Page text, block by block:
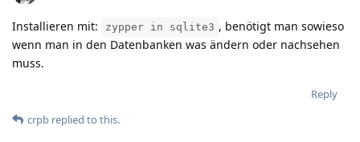
Installieren mit: zypper in sqlite3 , benötigt man sowieso
wenn man in den Datenbanken was ändern oder nachsehen
muss.
Reply
crpb replied to this.